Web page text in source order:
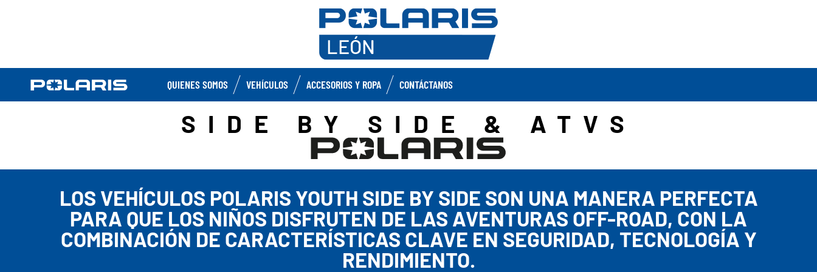
QUIENES SOMOS VEHÍCULOS ACCESORIOS Y ROPA CONTÁCTANOS
SIDE BY SIDE & ATVS
LOS VEHÍCULOS POLARIS YOUTH SIDE BY SIDE SON UNA MANERA PERFECTA
PARA QUE LOS NIÑOS DISFRUTEN DE LAS AVENTURAS OFF-ROAD, CON LA
COMBINACIÓN DE CARACTERÍSTICAS CLAVE EN SEGURIDAD, TECNOLOGÍA Y
RENDIMIENTO.